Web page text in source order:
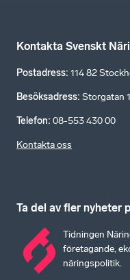
Kontakta Svenskt
Postadress: 114 82
Besöksadress: Storgatan
Telefon: 08-553 430 00
Kontakta oss
Ta del av fler nyheter
Tidningen
företagande,
näringspolitik.